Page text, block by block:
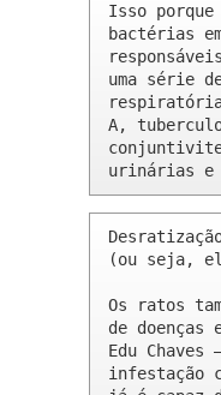
Isso
bactérias
uma série
A,
urinárias e
(ou seja,
Os ratos
de doenças
Edu
infestação